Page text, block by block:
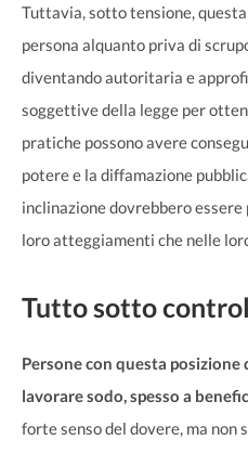
Tuttavia, sotto tensione,
persona alquanto priva di
diventando autoritaria e
soggettive della legge per
pratiche possono avere
potere e la diffamazione
inclinazione dovrebbero
loro atteggiamenti che nelle
Tutto sotto
Persone con questa
lavorare sodo, spesso a
forte senso del dovere, ma non